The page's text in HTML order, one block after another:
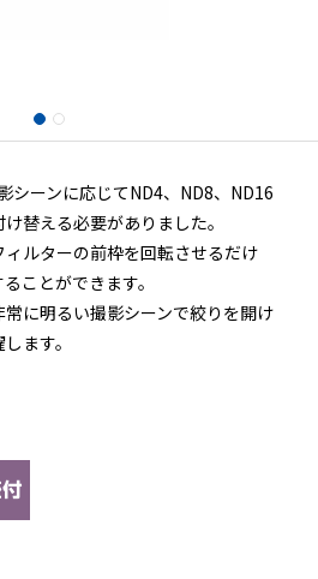
シーンに応じてND4、ND8、ND16
替える必要がありました。
ィルターの前枠を回転させるだけ
ことができます。
に明るい撮影シーンで絞りを開け
ます。